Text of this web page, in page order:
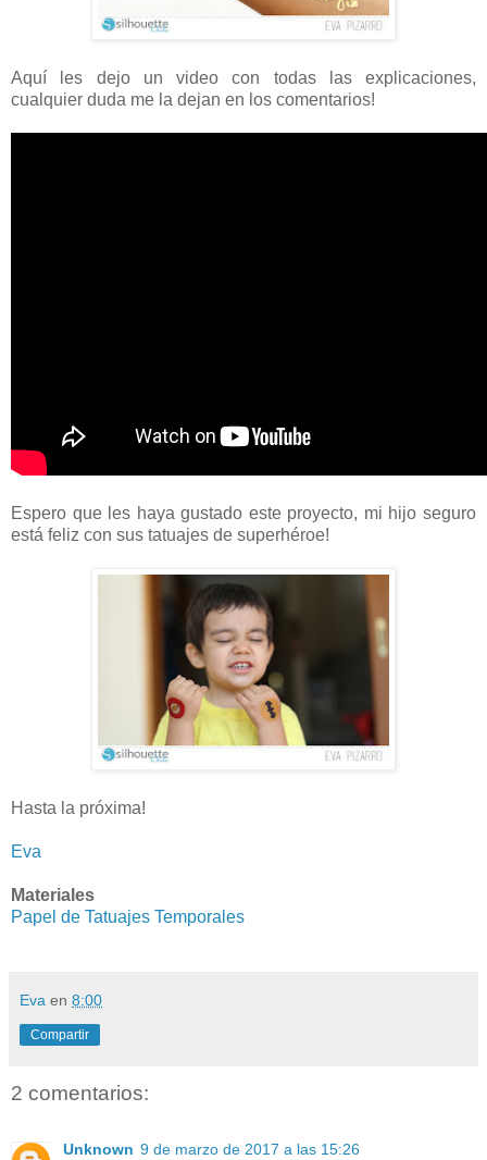
Aquí les dejo un video con todas las explicaciones,
cualquier duda me la dejan en los comentarios!
Espero que les haya gustado este proyecto, mi hijo seguro
está feliz con sus tatuajes de superhéroe!
Hasta la próxima!
Eva
Materiales
Papel de Tatuajes Temporales
Eva en 8:00
Compartir
2 comentarios:
Unknown 9 de marzo de 2017 a las 15:26